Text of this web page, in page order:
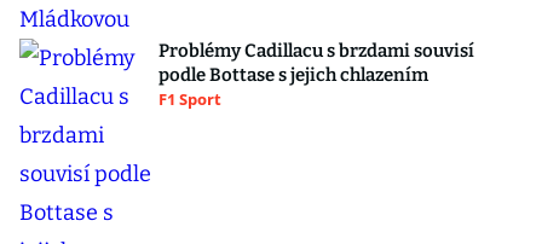
Problémy Cadillacu s brzdami souvisí
podle Bottase s jejich chlazením
F1 Sport